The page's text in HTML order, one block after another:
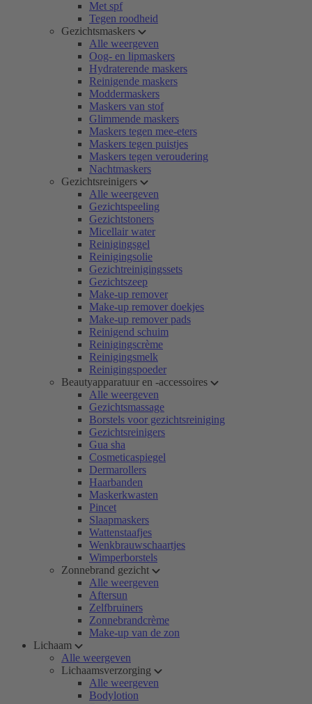
Met spf
Tegen roodheid
Gezichtsmaskers
Alle weergeven
Oog- en lipmaskers
Hydraterende maskers
Reinigende maskers
Moddermaskers
Maskers van stof
Glimmende maskers
Maskers tegen mee-eters
Maskers tegen puistjes
Maskers tegen veroudering
Nachtmaskers
Gezichtsreinigers
Alle weergeven
Gezichtspeeling
Gezichtstoners
Micellair water
Reinigingsgel
Reinigingsolie
Gezichtreinigingssets
Gezichtszeep
Make-up remover
Make-up remover doekjes
Make-up remover pads
Reinigend schuim
Reinigingscrème
Reinigingsmelk
Reinigingspoeder
Beautyapparatuur en -accessoires
Alle weergeven
Gezichtsmassage
Borstels voor gezichtsreiniging
Gezichtsreinigers
Gua sha
Cosmeticaspiegel
Dermarollers
Haarbanden
Maskerkwasten
Pincet
Slaapmaskers
Wattenstaafjes
Wenkbrauwschaartjes
Wimperborstels
Zonnebrand gezicht
Alle weergeven
Aftersun
Zelfbruiners
Zonnebrandcrème
Make-up van de zon
Lichaam
Alle weergeven
Lichaamsverzorging
Alle weergeven
Bodylotion